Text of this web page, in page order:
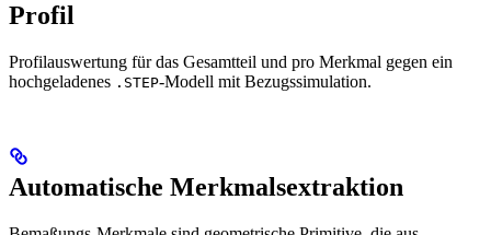
Profil
Profilauswertung für das Gesamtteil und pro Merkmal gegen ein
hochgeladenes .STEP-Modell mit Bezugssimulation.
Automatische Merkmalsextraktion